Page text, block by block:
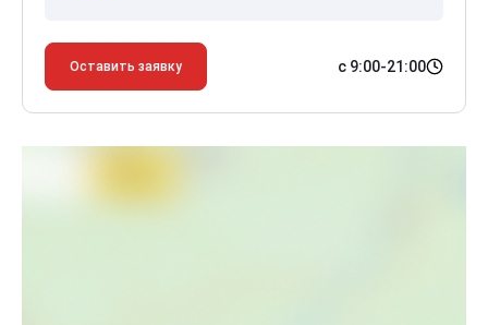
Оставить заявку с 9:00-21:00